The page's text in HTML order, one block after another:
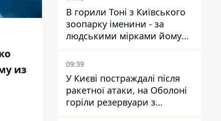
из
В горили Тоні з Київського
зоопарку іменини - за
людськими мірками йому
вже понад 90 років
09:39
У Києві постраждалі після
ракетної атаки, на Оболоні
горіли резервуари з
паливом